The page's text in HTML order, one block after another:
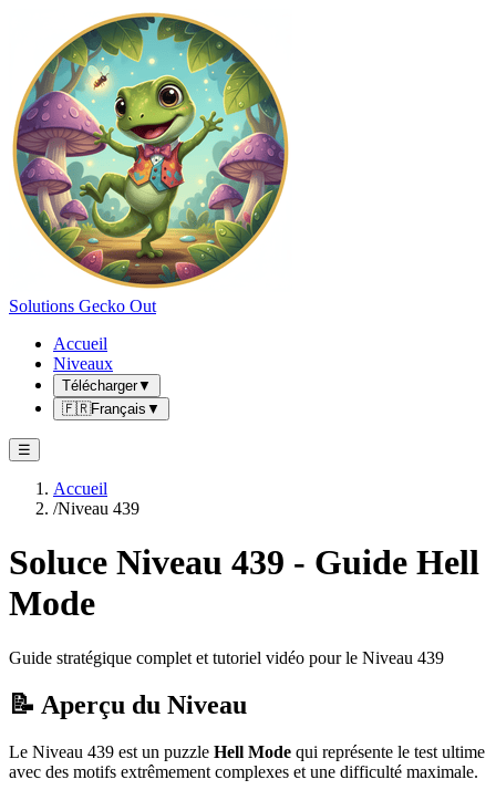
Solutions Gecko Out
Accueil
Niveaux
Télécharger▼
🇫🇷Français ▼
☰
Accueil
/Niveau 439
Soluce Niveau 439 - Guide Hell
Mode
Guide stratégique complet et tutoriel vidéo pour le Niveau 439
📝 Aperçu du Niveau
Le Niveau 439 est un puzzle Hell Mode qui représente le test ultime
avec des motifs extrêmement complexes et une difficulté maximale.